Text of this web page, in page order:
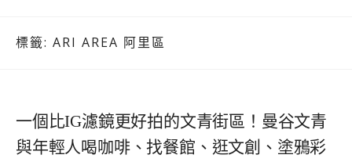
標籤: ARI AREA 阿里區
一個比IG濾鏡更好拍的文青街區！曼谷文青
與年輕人喝咖啡、找餐館、逛文創、塗鴉彩